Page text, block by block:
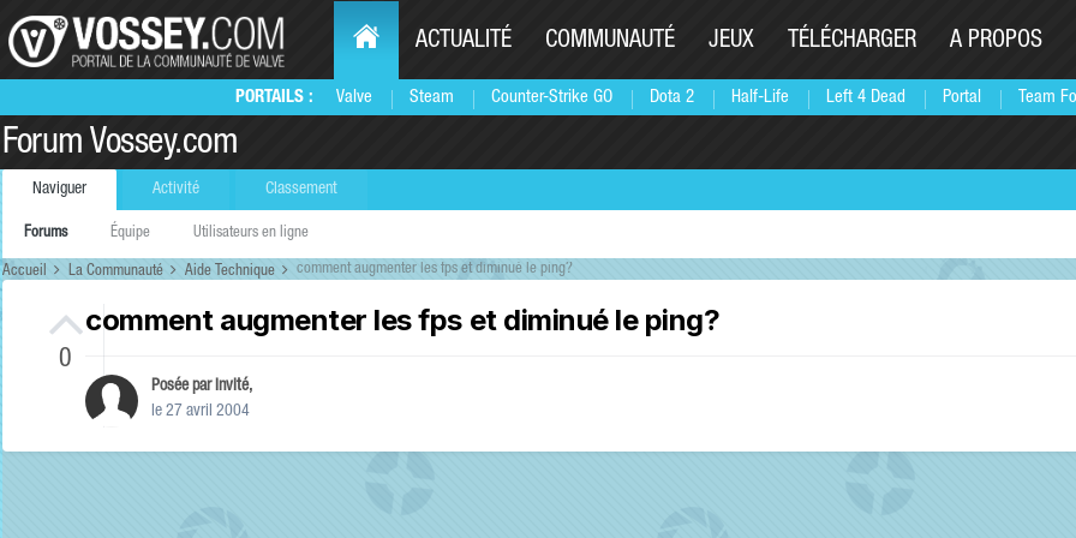
PORTAILS : Valve Steam Counter-Strike GO Dota 2 Half-Life Left 4 Dead Portal Team
ACTUALITÉ COMMUNAUTÉ JEUX TÉLÉCHARGER A PROPOS
Forum Vossey.com
Naviguer
Forums Équipe Utilisateurs en ligne
Activité Classement
Accueil La Communauté Aide Technique comment augmenter les fps et diminué le ping?
0
comment augmenter les fps et diminué le ping?
Posée par Invité,
le 27 avril 2004